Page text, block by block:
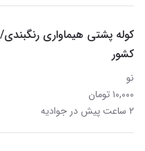
کوله پشتی هیماواری
کشور
نو
۱۰,۰۰۰ تومان
۲ ساعت پیش در جوادیه